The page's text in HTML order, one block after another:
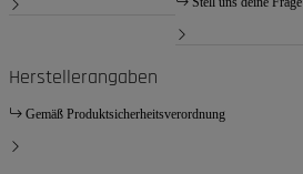
Herstellerangaben
Gemäß Produktsicherheitsverordnung